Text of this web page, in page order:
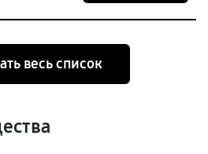
весь список